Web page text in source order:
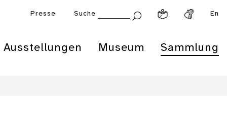
Presse Suche En
Ausstellungen Museum Sammlung